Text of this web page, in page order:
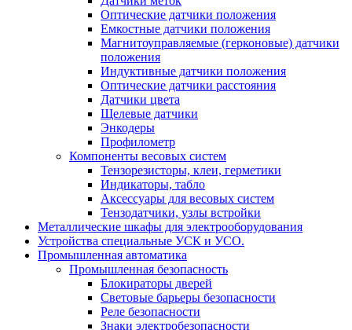
Оптические датчики положения
Емкостные датчики положения
Магнитоуправляемые (герконовые) датчики
положения
Индуктивные датчики положения
Оптические датчики расстояния
Датчики цвета
Щелевые датчики
Энкодеры
Профилометр
Компоненты весовых систем
Тензорезисторы, клеи, герметики
Индикаторы, табло
Аксессуары для весовых систем
Тензодатчики, узлы встройки
Металлические шкафы для электрооборудования
Устройства специальные УСК и УСО.
Промышленная автоматика
Промышленная безопасность
Блокираторы дверей
Световые барьеры безопасности
Реле безопасности
Знаки электробезопасности